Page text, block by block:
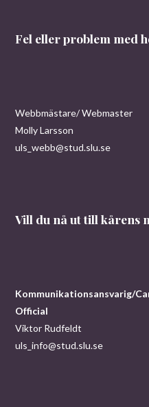
Fel eller problem med
Webbmästare/ Webmaster
Molly Larsson
uls_webb@stud.slu.se
Vill du nå ut till kårens
Kommunikationsansvarig/
Official
Viktor Rudfeldt
uls_info@stud.slu.se